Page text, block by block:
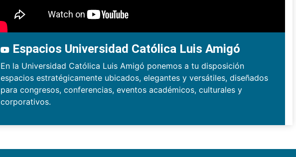
Espacios Universidad Católica Luis Amigó
En la Universidad Católica Luis Amigó ponemos a tu disposición
espacios estratégicamente ubicados, elegantes y versátiles, diseñados
para congresos, conferencias, eventos académicos, culturales y
corporativos.